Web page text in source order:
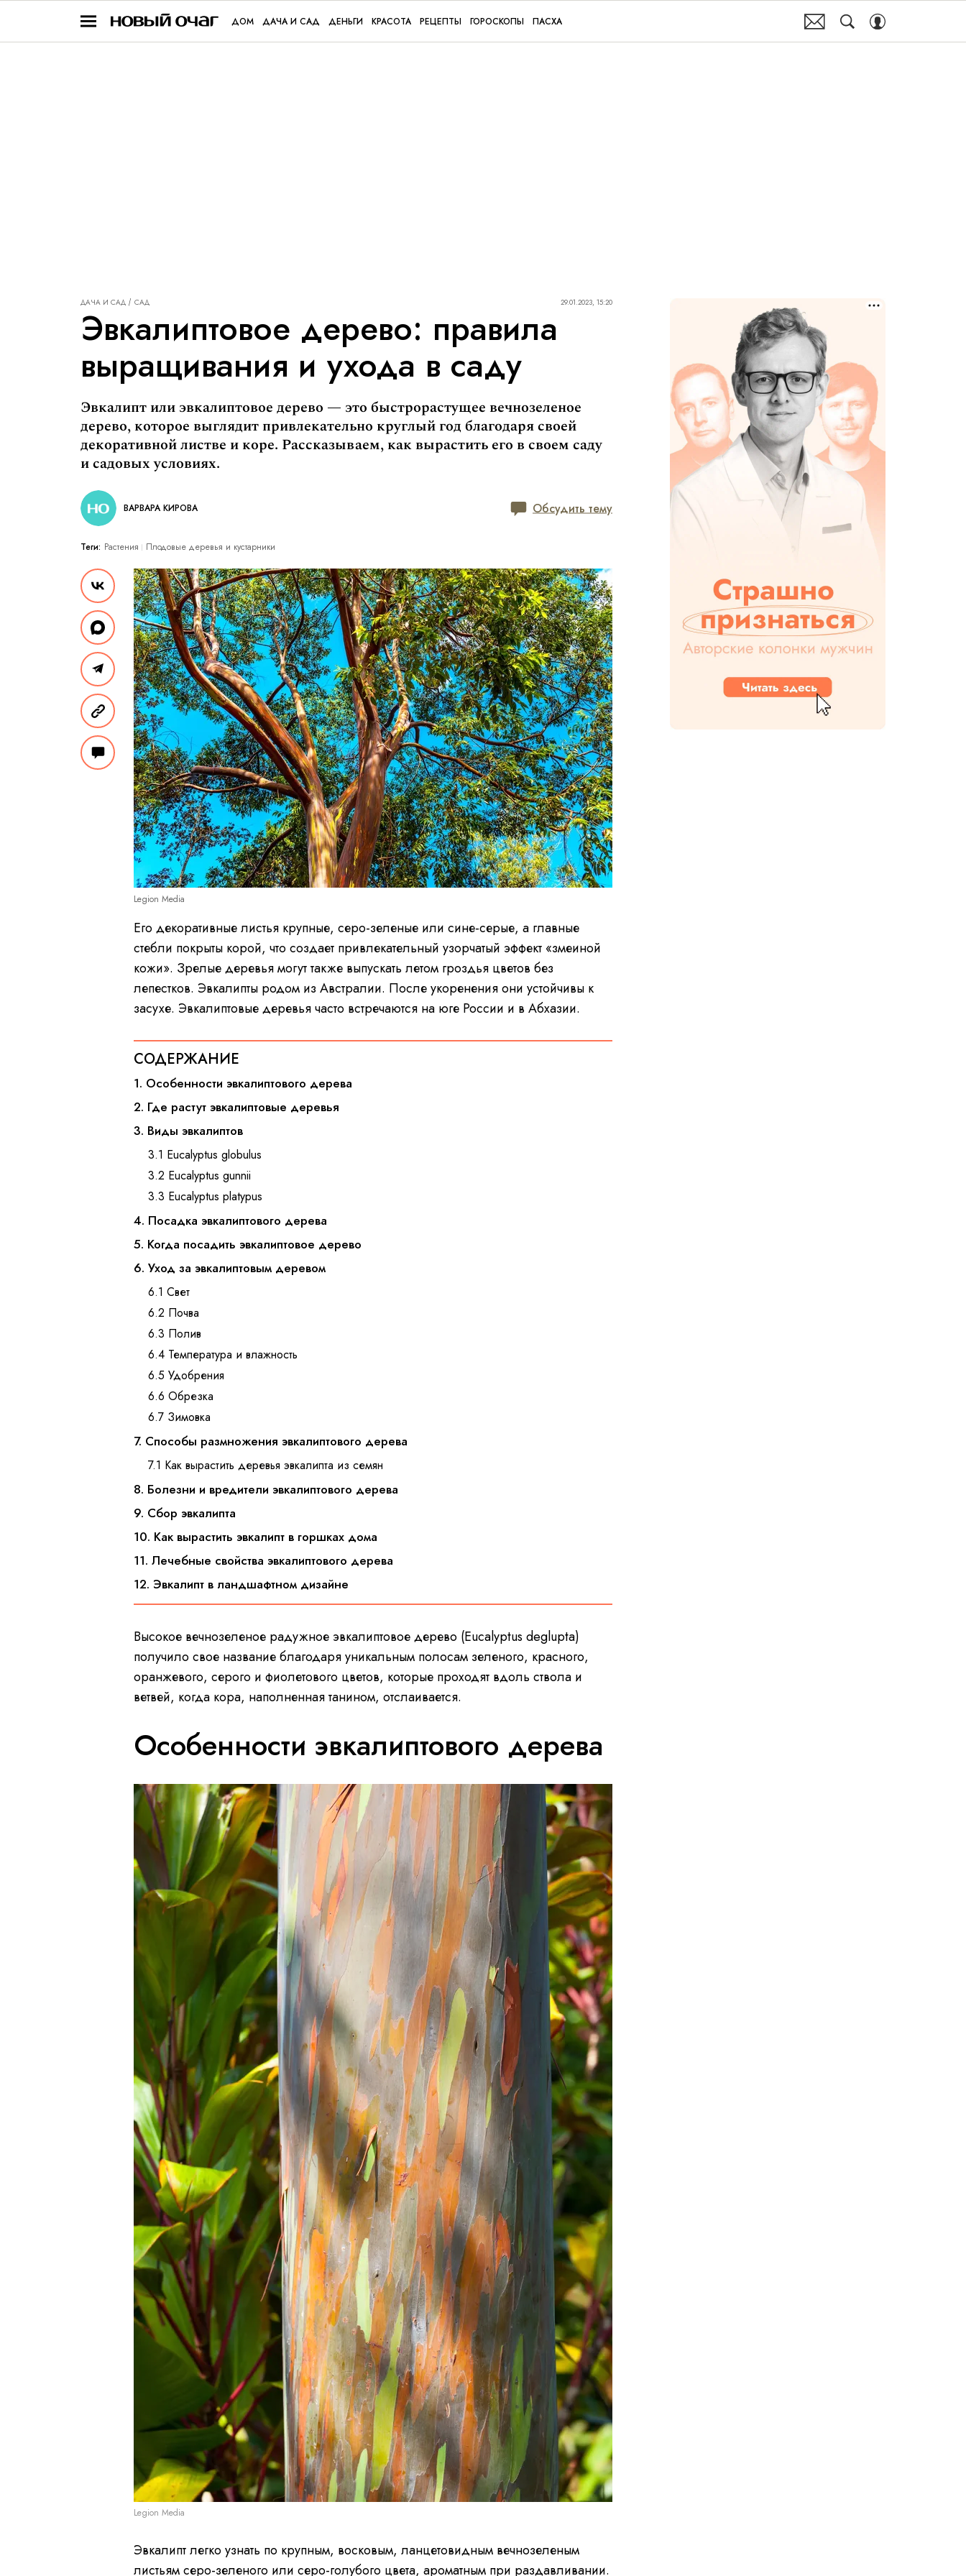
ДОМ ДАЧА И САД ДЕНЬГИ КРАСОТА РЕЦЕПТЫ ГОРОСКОПЫ ПАСХА
ДАЧА И САД САД 29.01.2023, 15:20
Эвкалиптовое дерево: правила
выращивания и ухода в саду
Эвкалипт или эвкалиптовое дерево — это быстрорастущее вечнозеленое
дерево, которое выглядит привлекательно круглый год благодаря своей
декоративной листве и коре. Рассказываем, как вырастить его в своем саду
и садовых условиях.
ВАРВАРА КИРОВА Обсудить тему
Теги: Растения Плодовые деревья и кустарники
Legion Media
Его декоративные листья крупные, серо-зеленые или сине-серые, а главные
стебли покрыты корой, что создает привлекательный узорчатый эффект «змеиной
кожи». Зрелые деревья могут также выпускать летом гроздья цветов без
лепестков. Эвкалипты родом из Австралии. После укоренения они устойчивы к
засухе. Эвкалиптовые деревья часто встречаются на юге России и в Абхазии.
СОДЕРЖАНИЕ
1. Особенности эвкалиптового дерева
2. Где растут эвкалиптовые деревья
3. Виды эвкалиптов
3.1 Eucalyptus globulus
3.2 Eucalyptus gunnii
3.3 Eucalyptus platypus
4. Посадка эвкалиптового дерева
5. Когда посадить эвкалиптовое дерево
6. Уход за эвкалиптовым деревом
6.1 Свет
6.2 Почва
6.3 Полив
6.4 Температура и влажность
6.5 Удобрения
6.6 Обрезка
6.7 Зимовка
7. Способы размножения эвкалиптового дерева
7.1 Как вырастить деревья эвкалипта из семян
8. Болезни и вредители эвкалиптового дерева
9. Сбор эвкалипта
10. Как вырастить эвкалипт в горшках дома
11. Лечебные свойства эвкалиптового дерева
12. Эвкалипт в ландшафтном дизайне
Высокое вечнозеленое радужное эвкалиптовое дерево (Eucalyptus deglupta)
получило свое название благодаря уникальным полосам зеленого, красного,
оранжевого, серого и фиолетового цветов, которые проходят вдоль ствола и
ветвей, когда кора, наполненная танином, отслаивается.
Особенности эвкалиптового дерева
Legion Media
Эвкалипт легко узнать по крупным, восковым, ланцетовидным вечнозеленым
листьям серо-зеленого или серо-голубого цвета, ароматным при раздавливании.